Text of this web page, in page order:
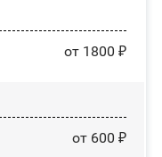
от 1800 ₽
от 600 ₽